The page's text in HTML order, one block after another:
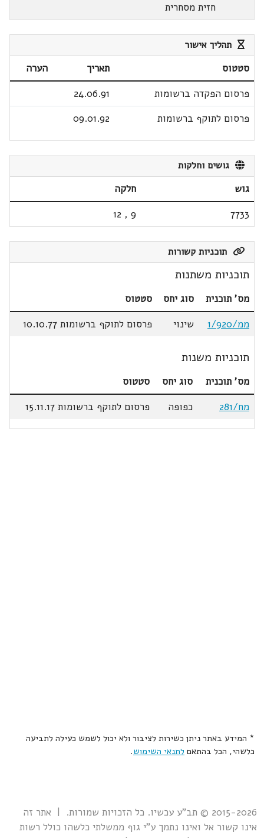
חזית מסחרית
תהליך אישור
סטטוס תאריך
הערה
פרסום הפקדה ברשומות
24.06.91
פרסום לתוקף ברשומות
09.01.92
גושים וחלקות
גוש
חלקה
7733
9
,
12
תוכניות קשורות
תוכניות משתנות
מס' תוכנית סוג יחס
סטטוס
ממ/1/920
שינוי פרסום לתוקף ברשומות 10.10.77
תוכניות משנות
מס' תוכנית סוג יחס
סטטוס
מח/281
כפופה פרסום לתוקף ברשומות 15.11.17
* המידע באתר ניתן כשירות לציבור ולא יכול לשמש כעילה לתביעה
כלשהי, הכל בהתאם לתנאי השימוש.
2015-2026 © תב"ע עכשיו. כל הזכויות שמורות. | אתר זה
אינו קשור אל ואינו נתמך ע"י גוף ממשלתי כלשהו כולל רשות